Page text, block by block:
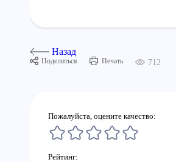
Назад
Поделиться Печать 712
Пожалуйста, оцените качество:
Рейтинг: